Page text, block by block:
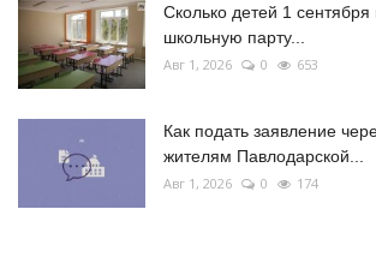
Сколько детей 1 сентября
школьную парту...
Авг 1, 2026 0 653
Как подать заявление
жителям Павлодарской...
Авг 1, 2026 0 174